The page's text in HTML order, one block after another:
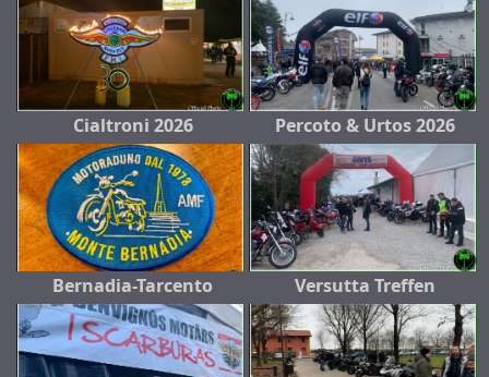
Cialtroni 2026 Percoto & Urtos 2026
Bernadia-Tarcento Versutta Treffen